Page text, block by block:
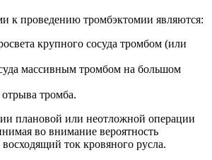
к проведению тромбэктомии являются:
крупного сосуда тромбом (или
массивным тромбом на большом
тромба.
плановой или неотложной операции
во внимание вероятность
ток кровяного русла.